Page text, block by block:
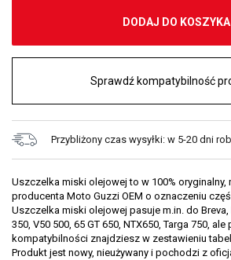
DODAJ DO KOSZYKA
Sprawdź kompatybilność
Przybliżony czas wysyłki: w 5-20 dni
Uszczelka miski olejowej to w 100% oryginalny,
producenta Moto Guzzi OEM o oznaczeniu
Uszczelka miski olejowej pasuje m.in. do Breva,
350, V50 500, 65 GT 650, NTX650, Targa 750, ale
kompatybilności znajdziesz w zestawieniu
Produkt jest nowy, nieużywany i pochodzi z